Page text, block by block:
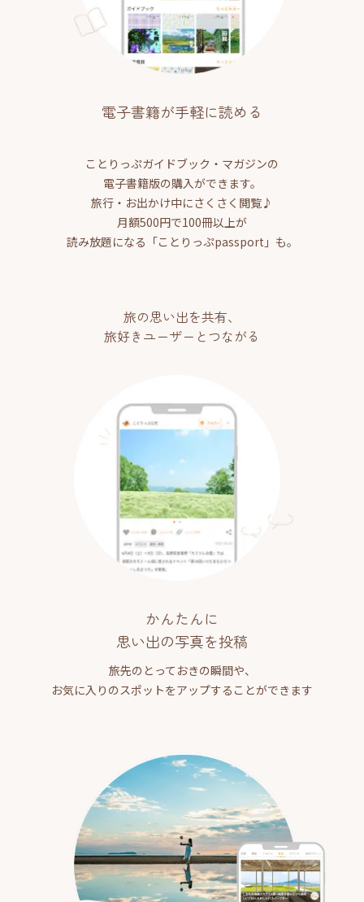
電子書籍が手軽に読める
ことりっぷガイドブック・マガジンの
電子書籍版の購入ができます。
旅行・お出かけ中にさくさく閲覧♪
月額500円で100冊以上が
読み放題になる「ことりっぷpassport」も。
旅の思い出を共有、
旅好きユーザーとつながる
かんたんに
思い出の写真を投稿
旅先のとっておきの瞬間や、
お気に入りのスポットをアップすることができます